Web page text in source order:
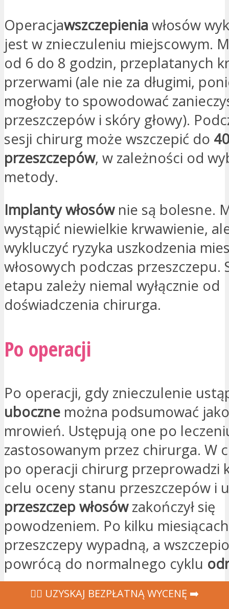
Operacjawszczepieniawłosów
jest w znieczuleniu miejscowym.
od 6 do 8 godzin, przeplatanych
przerwami (ale nie za długimi,
mogłoby to spowodować
przeszczepów i skóry głowy).
sesji chirurg może wszczepić do
przeszczepów, w zależności od
metody.
Implanty włosównie są bolesne.
wystąpić niewielkie krwawienie,
wykluczyć ryzyka uszkodzenia
włosowych podczas przeszczepu.
etapu zależy niemal wyłącznie od
doświadczenia chirurga.
Po operacji
Po operacji, gdy znieczulenie
uboczne można podsumować
mrowień. Ustępują one po
zastosowanym przez chirurga. W
po operacji chirurg przeprowadzi
celu oceny stanu przeszczepów i
przeszczep włosówzakończył się
powodzeniem. Po kilku miesiącach
przeszczepy wypadną, a
powrócą do normalnego cyklu
‍👩‍⚕ UZYSKAJ BEZPŁATNĄ WYCENĘ ➡️